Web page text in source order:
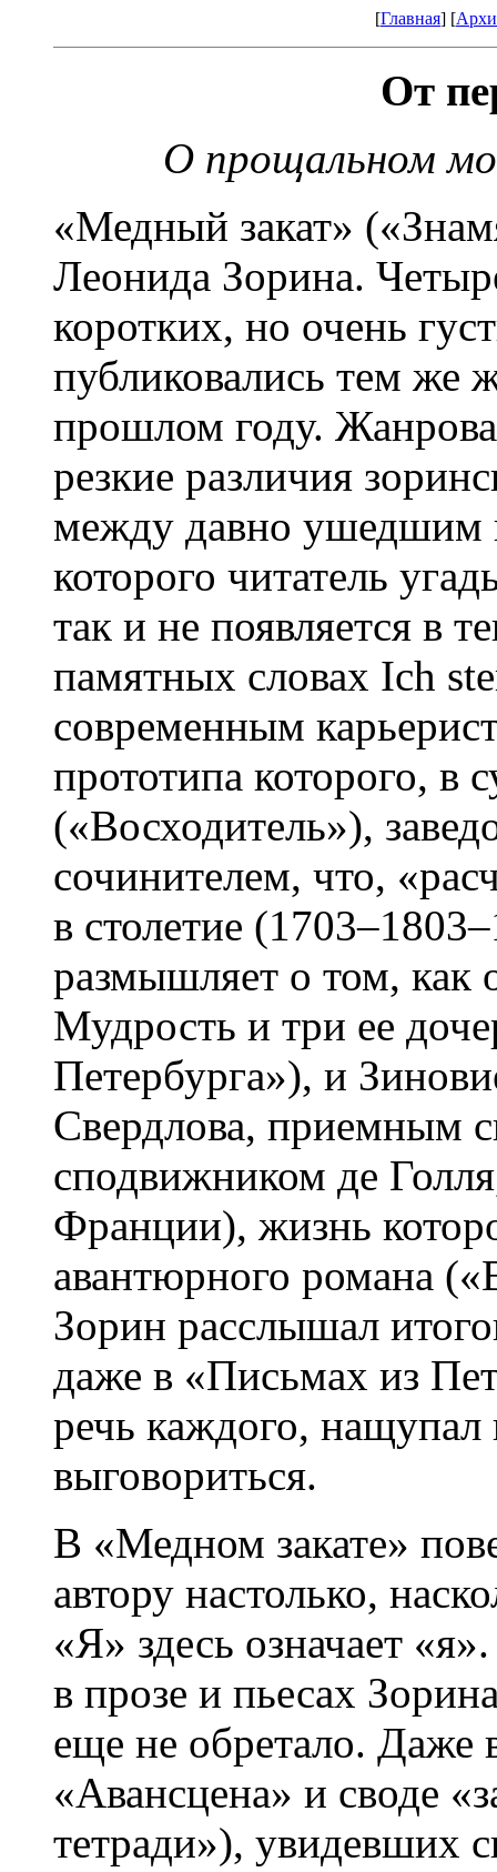
[Главная] [
От
О прощальном
«Медный закат»
Леонида Зорина.
коротких, но очень
публиковались тем же
прошлом году.
резкие различия
между давно ушедшим
которого читатель
так и не появляется в
памятных словах Ich
современным
прототипа которого, в
(«Восходитель»),
сочинителем, что,
в столетие
размышляет о том, как
Мудрость и три ее
Петербурга»), и
Свердлова, приемным
сподвижником де
Франции), жизнь
авантюрного романа
Зорин расслышал
даже в «Письмах из
речь каждого,
выговориться.
В «Медном закате»
автору настолько,
«Я» здесь означает
в прозе и пьесах
еще не обретало. Даже
«Авансцена» и своде
тетради»), увидевших